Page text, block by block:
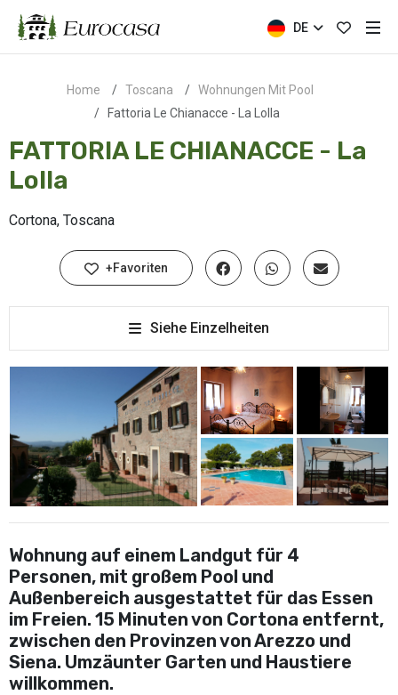
DE
Home Toscana
Wohnungen Mit Pool
Fattoria Le Chianacce - La Lolla
FATTORIA LE CHIANACCE - La
Lolla
Cortona, Toscana
+Favoriten
Siehe Einzelheiten
Wohnung auf einem Landgut für 4
Personen, mit großem Pool und
Außenbereich ausgestattet für das Essen
im Freien. 15 Minuten von Cortona entfernt,
zwischen den Provinzen von Arezzo und
Siena. Umzäunter Garten und Haustiere
willkommen.